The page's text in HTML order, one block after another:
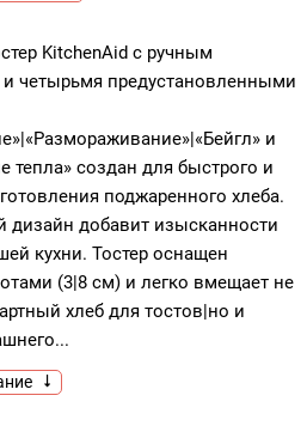
KitchenAid с ручным
четырьмя предустановленными
и
тепла» создан для быстрого и
поджаренного хлеба.
добавит изысканности
кухни. Тостер оснащен
(3|8 см) и легко вмещает не
хлеб для тостов|но и